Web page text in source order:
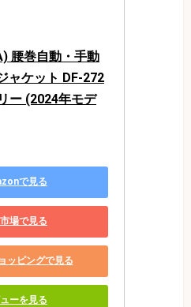
腰巻自動・手動
ャケット DF-272
ー (2024年モデ
で見る
場で見る
ッピングで見る
ーを見る